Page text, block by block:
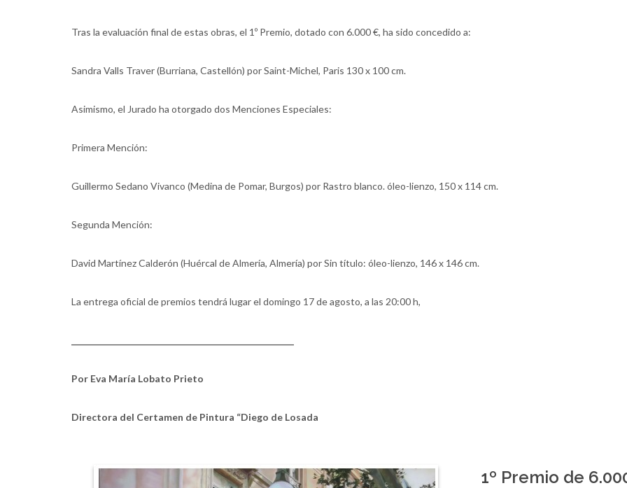
Tras la evaluación final de estas obras, el 1º Premio, dotado con 6.000 €, ha sido concedido a:
Sandra Valls Traver (Burriana, Castellón) por Saint-Michel, Paris 130 x 100 cm.
Asimismo, el Jurado ha otorgado dos Menciones Especiales:
Primera Mención:
Guillermo Sedano Vivanco (Medina de Pomar, Burgos) por Rastro blanco. óleo-lienzo, 150 x 114 cm.
Segunda Mención:
David Martínez Calderón (Huércal de Almería, Almería) por Sin título: óleo-lienzo, 146 x 146 cm.
La entrega oficial de premios tendrá lugar el domingo 17 de agosto, a las 20:00 h,
Por Eva María Lobato Prieto
Directora del Certamen de Pintura “Diego de Losada
1º Premio de